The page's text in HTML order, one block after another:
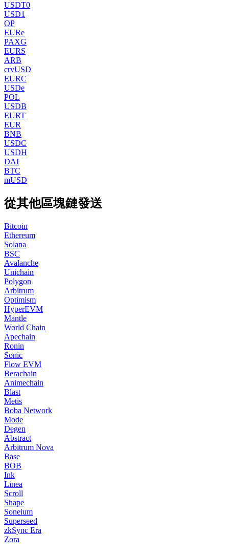
USDT0
USD1
OP
EURe
PAXG
EURS
ARB
crvUSD
EURC
USDe
POL
USDB
EURT
EUR
BNB
USDC
USDH
DAI
BTC
mUSD
從其他區塊鏈發送
Bitcoin
Ethereum
Solana
BSC
Avalanche
Unichain
Polygon
Arbitrum
Optimism
HyperEVM
Mantle
World Chain
Apechain
Ronin
Sonic
Flow EVM
Berachain
Animechain
Blast
Metis
Boba Network
Mode
Degen
Abstract
Arbitrum Nova
Base
BOB
Ink
Linea
Scroll
Shape
Soneium
Superseed
zkSync Era
Zora